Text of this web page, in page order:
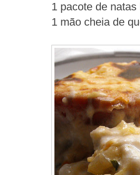
1 pacote de
1 mão cheia de